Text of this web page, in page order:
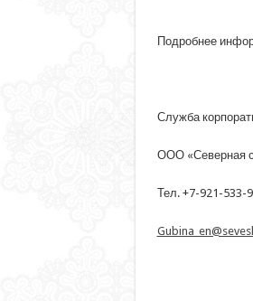
Подробнее
Служба
ООО «Северная
Тел. +7-921-533-